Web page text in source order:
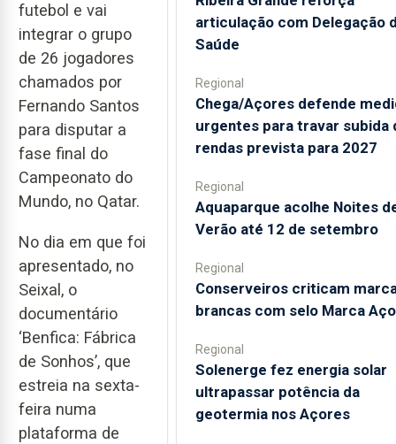
futebol e vai
integrar o grupo
de 26 jogadores
chamados por
Fernando Santos
para disputar a
fase final do
Campeonato do
Mundo, no Qatar.
No dia em que foi
apresentado, no
Seixal, o
documentário
‘Benfica: Fábrica
de Sonhos’, que
estreia na sexta-
feira numa
plataforma de
articulação com Delegação
Saúde
Regional
Chega/Açores defende
urgentes para travar subida
rendas prevista para 2027
Regional
Aquaparque acolhe Noites
Verão até 12 de setembro
Regional
Conserveiros criticam
brancas com selo Marca
Regional
Solenerge fez energia solar
ultrapassar potência da
geotermia nos Açores